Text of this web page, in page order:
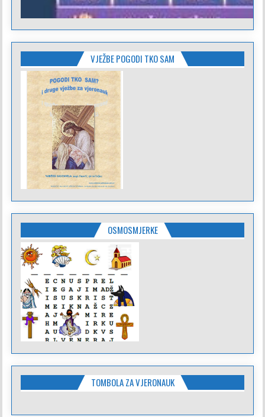
VJEŽBE POGODI TKO SAM
OSMOSMJERKE
TOMBOLA ZA VJERONAUK